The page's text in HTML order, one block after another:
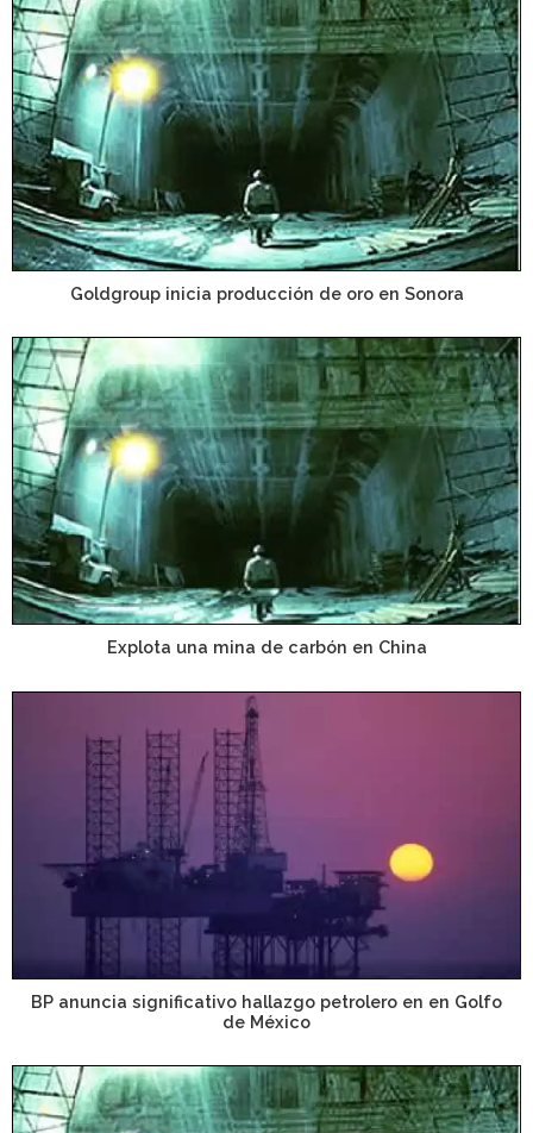
Goldgroup inicia producción de oro en Sonora
Explota una mina de carbón en China
BP anuncia significativo hallazgo petrolero en en Golfo
de México